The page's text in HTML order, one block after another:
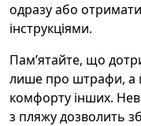
одразу або
інструкціями.
Пам’ятайте, що
лише про штрафи, а
комфорту інших.
з пляжу дозволить